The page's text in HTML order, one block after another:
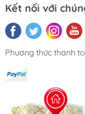
Kết nối với
Phương thức thanh